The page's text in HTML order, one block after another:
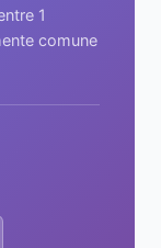
1
comune